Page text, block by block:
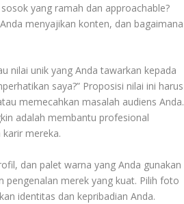
yang ramah dan approachable?
menyajikan konten, dan bagaimana
nilai unik yang Anda tawarkan kepada
saya?” Proposisi nilai ini harus
memecahkan masalah audiens Anda.
adalah membantu profesional
mereka.
dan palet warna yang Anda gunakan
pengenalan merek yang kuat. Pilih foto
identitas dan kepribadian Anda.